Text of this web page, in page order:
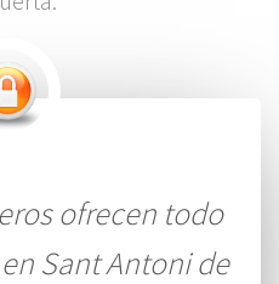
ofrecen todo
Sant Antoni de